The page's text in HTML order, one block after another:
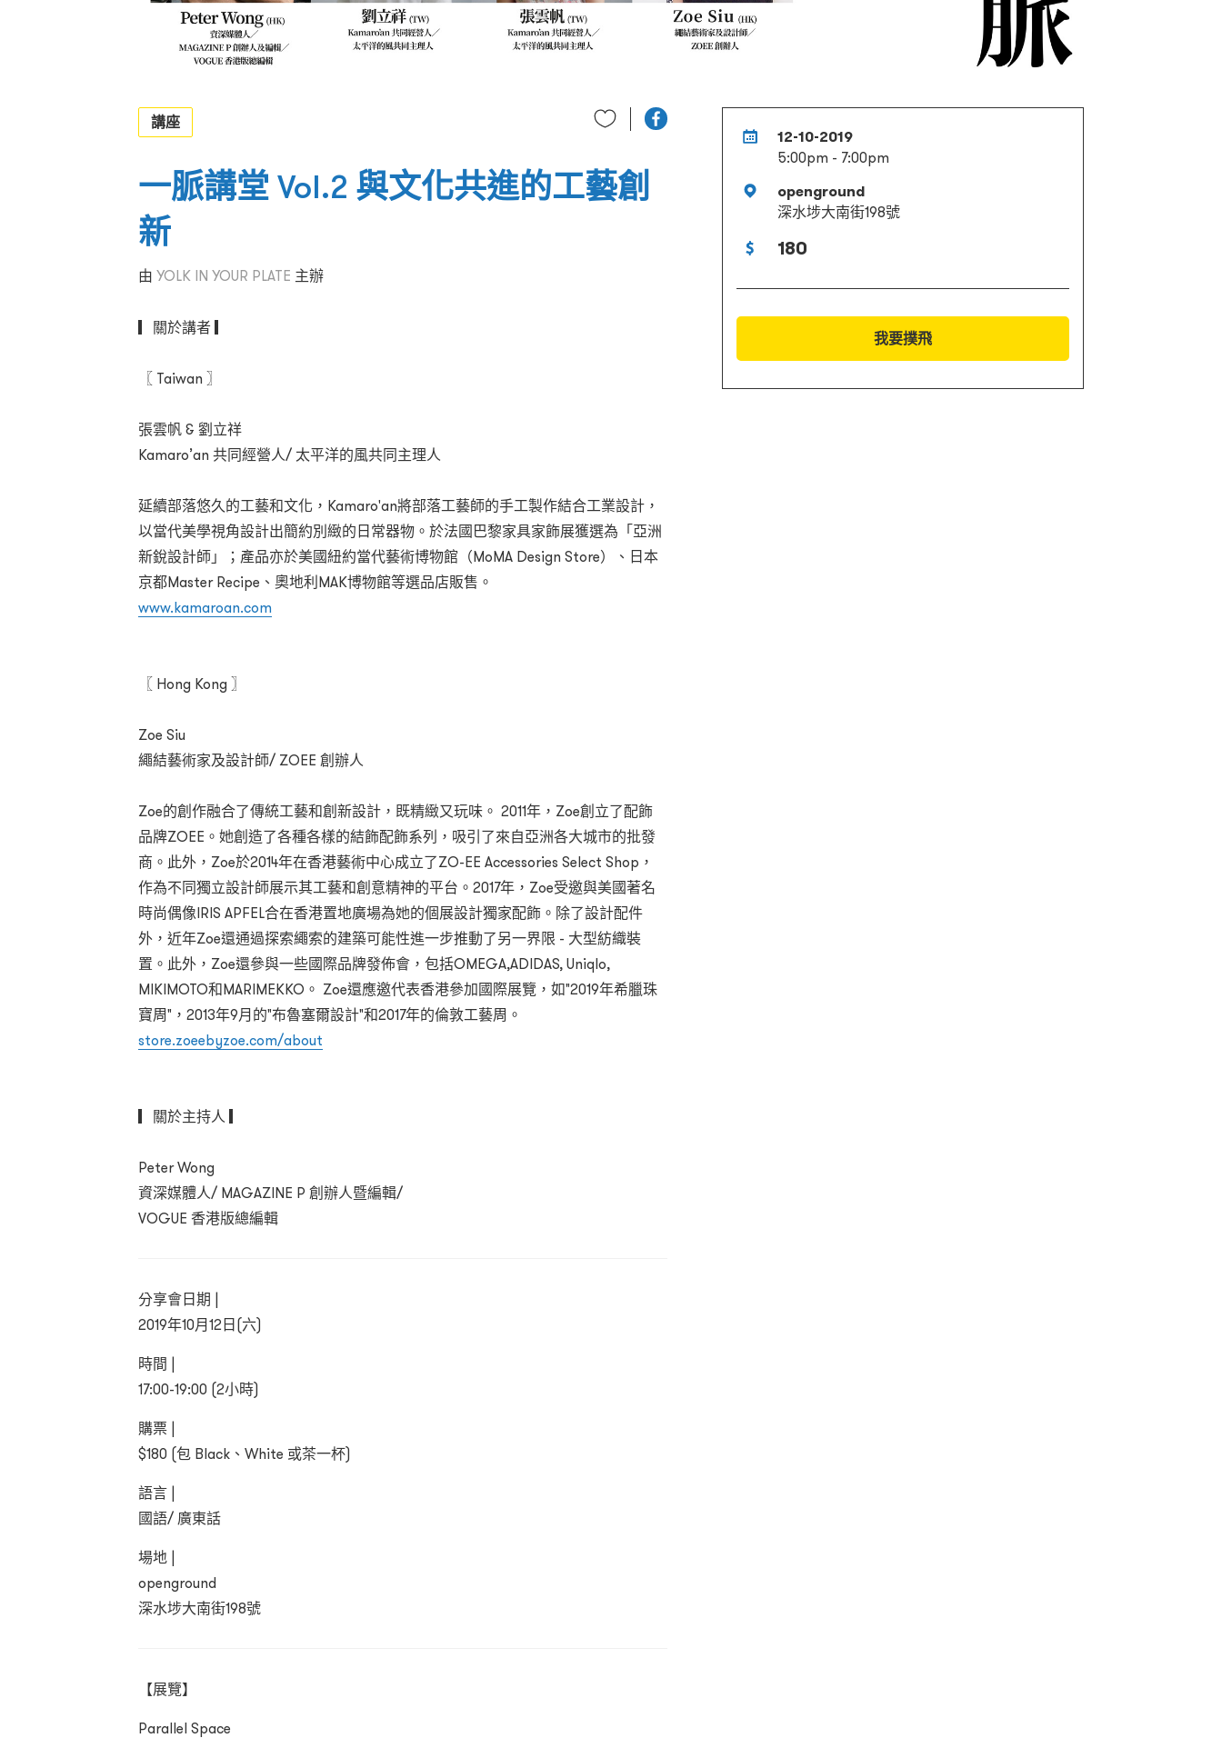
12-10-2019
5:00pm - 7:00pm
openground
深水埗大南街198號
180
我要撲飛
講座
一脈講堂 Vol.2 與文化共進的工藝創
新
由 YOLK IN YOUR PLATE 主辦
▎關於講者 ▎
〖 Taiwan 〗
張雲帆 & 劉立祥
Kamaro’an 共同經營人/ 太平洋的風共同主理人
延續部落悠久的工藝和文化，Kamaro'an將部落工藝師的手工製作結合工業設計，
以當代美學視角設計出簡約別緻的日常器物。於法國巴黎家具家飾展獲選為「亞洲
新銳設計師」；產品亦於美國紐約當代藝術博物館（MoMA Design Store）、日本
京都Master Recipe、奧地利MAK博物館等選品店販售。
www.kamaroan.com
〖 Hong Kong 〗
Zoe Siu
繩結藝術家及設計師/ ZOEE 創辦人
Zoe的創作融合了傳統工藝和創新設計，既精緻又玩味。 2011年，Zoe創立了配飾
品牌ZOEE。她創造了各種各樣的結飾配飾系列，吸引了來自亞洲各大城市的批發
商。此外，Zoe於2014年在香港藝術中心成立了ZO-EE Accessories Select Shop，
作為不同獨立設計師展示其工藝和創意精神的平台。2017年，Zoe受邀與美國著名
時尚偶像IRIS APFEL合在香港置地廣場為她的個展設計獨家配飾。除了設計配件
外，近年Zoe還通過探索繩索的建築可能性進一步推動了另一界限 - 大型紡織裝
置。此外，Zoe還參與一些國際品牌發佈會，包括OMEGA,ADIDAS, Uniqlo,
MIKIMOTO和MARIMEKKO。 Zoe還應邀代表香港參加國際展覽，如"2019年希臘珠
寶周"，2013年9月的"布魯塞爾設計"和2017年的倫敦工藝周。
store.zoeebyzoe.com/about
▎關於主持人 ▎
Peter Wong
資深媒體人/ MAGAZINE P 創辦人暨編輯/
VOGUE 香港版總編輯
分享會日期 |
2019年10月12日(六)
時間 |
17:00-19:00 (2小時)
購票 |
$180 (包 Black、White 或茶一杯)
語言 |
國語/ 廣東話
場地 |
openground
深水埗大南街198號
【展覽】
Parallel Space